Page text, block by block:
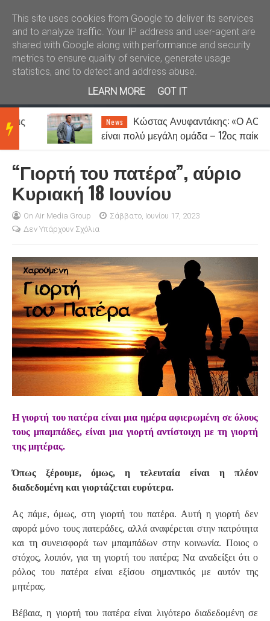
Καλώς ήλθατε Kral News
BRE
AKIN
NEW
News
Κώστας Ανυφαντάκης: «Ο ΑΟΞ
είναι πολύ μεγάλη ομάδα – 12ος παίκτης
“Γιορτή του πατέρα”, αύριο
Κυριακή 18 Ιουνίου
On Air Media Group
Σάββατο, Ιουνίου 17, 2023
Δεν Υπάρχουν Σχόλια
Η γιορτή του πατέρα είναι μια ημέρα αφιερωμένη σε όλους
τους μπαμπάδες, είναι μια γιορτή αντίστοιχη με τη γιορτή
της μητέρας.
Όπως ξέρουμε, όμως, η τελευταία είναι η πλέον
διαδεδομένη και γιορτάζεται ευρύτερα.
Ας πάμε, όμως, στη γιορτή του πατέρα. Αυτή η γιορτή δεν
αφορά μόνο τους πατεράδες, αλλά αναφέρεται στην πατρότητα
και τη συνεισφορά των μπαμπάδων στην κοινωνία. Ποιος ο
στόχος, λοιπόν, για τη γιορτή του πατέρα; Να αναδείξει ότι ο
ρόλος του πατέρα είναι εξίσου σημαντικός με αυτόν της
μητέρας.
Βέβαια, η γιορτή του πατέρα είναι λιγότερο διαδεδομένη σε
This site uses cookies from Google to deliver its services
and to analyze traffic. Your IP address and user-agent are
shared with Google along with performance and security
metrics to ensure quality of service, generate usage
statistics, and to detect and address abuse.
LEARN MORE
GOT IT